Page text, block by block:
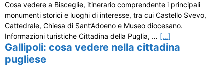
Cosa vedere a Bisceglie, itinerario comprendente i principali
monumenti storici e luoghi di interesse, tra cui Castello Svevo,
Cattedrale, Chiesa di Sant’Adoeno e Museo diocesano.
Informazioni turistiche Cittadina della Puglia, … […]
Gallipoli: cosa vedere nella cittadina
pugliese